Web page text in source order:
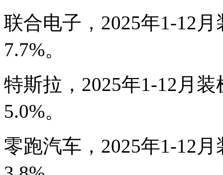
联合电子，2025年1-12
7.7%。
特斯拉，2025年1-12月
5.0%。
零跑汽车，2025年1-12